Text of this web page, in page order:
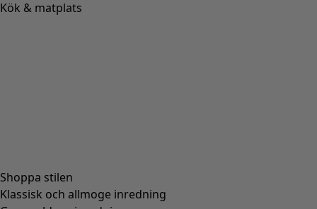
Kök & matplats
Shoppa stilen
Klassisk och allmoge inredning